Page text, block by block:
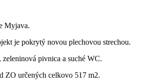
Myjava.
je pokrytý novou plechovou strechou.
pivnica a suché WC.
ZO určených celkovo 517 m2.